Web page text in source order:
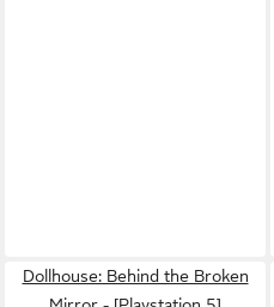
Dollhouse: Behind the Broken